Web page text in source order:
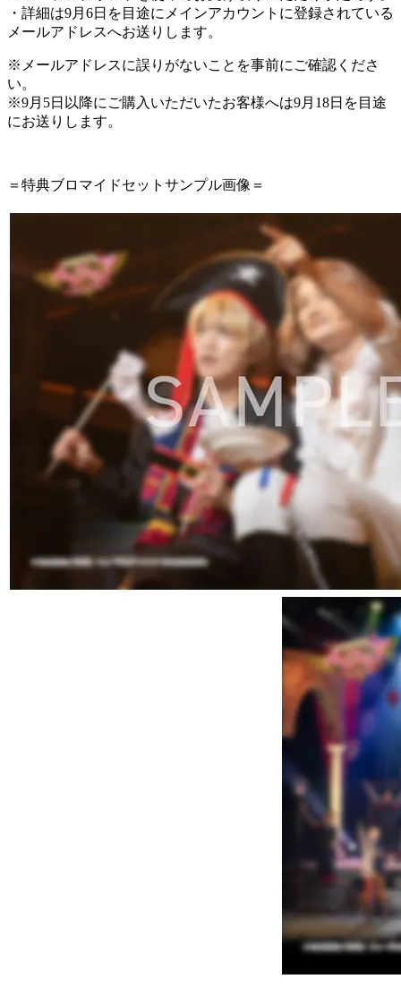
・詳細は9月6日を目途にメインアカウントに登録されている
メールアドレスへお送りします。
※メールアドレスに誤りがないことを事前にご確認くださ
い。
※9月5日以降にご購入いただいたお客様へは9月18日を目途
にお送りします。
＝特典ブロマイドセットサンプル画像＝